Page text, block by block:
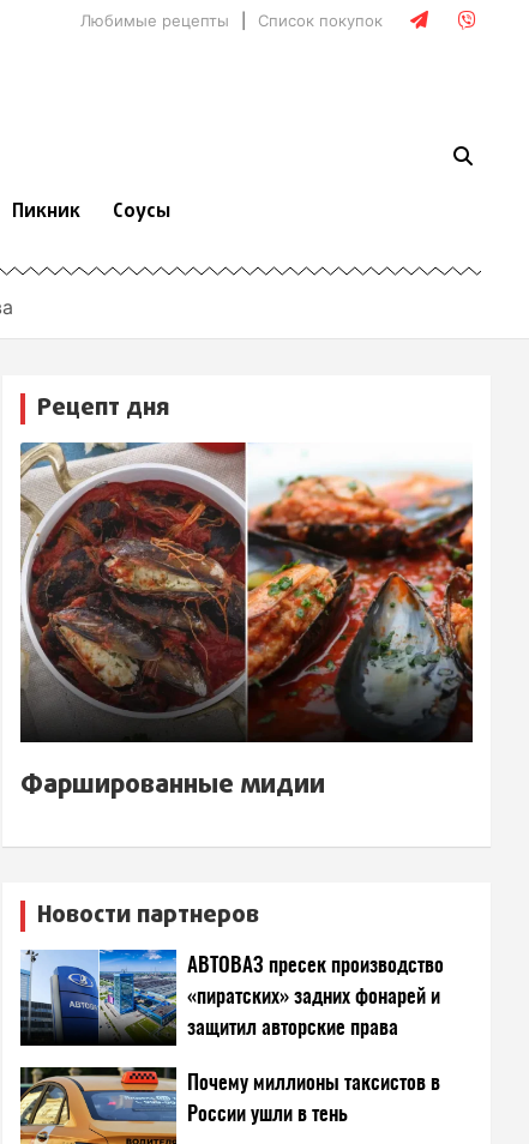
Любимые рецепты Список покупок
Пикник Соусы
Рецепт дня
Фаршированные мидии
Новости партнеров
АВТОВАЗ пресек производство
«пиратских» задних фонарей и
защитил авторские права
Почему миллионы таксистов в
России ушли в тень